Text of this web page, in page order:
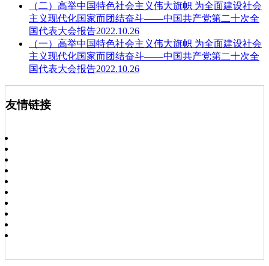
（二）高举中国特色社会主义伟大旗帜 为全面建设社会
主义现代化国家而团结奋斗——中国共产党第二十次全
国代表大会报告2022.10.26
（一）高举中国特色社会主义伟大旗帜 为全面建设社会
主义现代化国家而团结奋斗——中国共产党第二十次全
国代表大会报告2022.10.26
友情链接